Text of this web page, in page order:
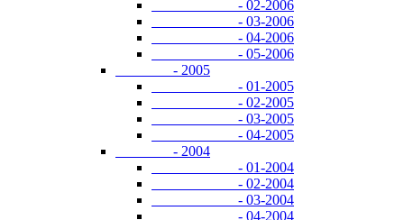
- 02-2006
- 03-2006
- 04-2006
- 05-2006
- 2005
- 01-2005
- 02-2005
- 03-2005
- 04-2005
- 2004
- 01-2004
- 02-2004
- 03-2004
- 04-2004